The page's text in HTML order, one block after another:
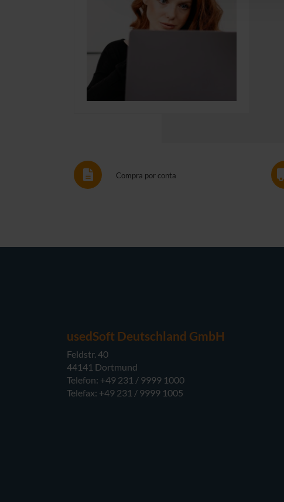
Compra por conta
usedSoft Deutschland GmbH
Feldstr. 40
44141 Dortmund
Telefon: +49 231 / 9999 1000
Telefax: +49 231 / 9999 1005